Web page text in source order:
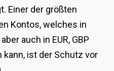
Einer der größten
Kontos, welches in
auch in EUR, GBP
kann, ist der Schutz vor